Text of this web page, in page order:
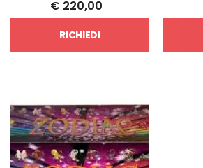
€ 220,00
RICHIEDI